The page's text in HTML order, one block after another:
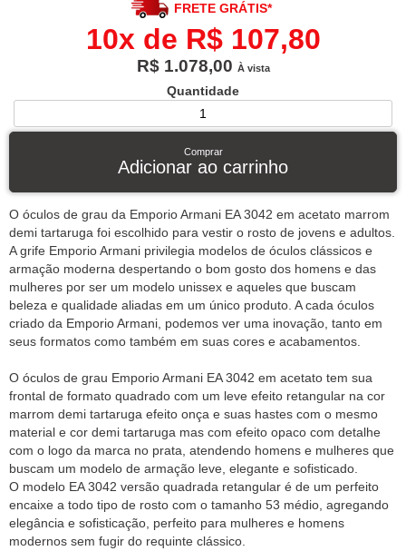
FRETE GRÁTIS*
10x de R$ 107,80
R$ 1.078,00 À vista
Quantidade
Comprar
Adicionar ao carrinho
O óculos de grau da Emporio Armani EA 3042 em acetato marrom
demi tartaruga foi escolhido para vestir o rosto de jovens e adultos.
A grife Emporio Armani privilegia modelos de óculos clássicos e
armação moderna despertando o bom gosto dos homens e das
mulheres por ser um modelo unissex e aqueles que buscam
beleza e qualidade aliadas em um único produto. A cada óculos
criado da Emporio Armani, podemos ver uma inovação, tanto em
seus formatos como também em suas cores e acabamentos.
O óculos de grau Emporio Armani EA 3042 em acetato tem sua
frontal de formato quadrado com um leve efeito retangular na cor
marrom demi tartaruga efeito onça e suas hastes com o mesmo
material e cor demi tartaruga mas com efeito opaco com detalhe
com o logo da marca no prata, atendendo homens e mulheres que
buscam um modelo de armação leve, elegante e sofisticado.
O modelo EA 3042 versão quadrada retangular é de um perfeito
encaixe a todo tipo de rosto com o tamanho 53 médio, agregando
elegância e sofisticação, perfeito para mulheres e homens
modernos sem fugir do requinte clássico.